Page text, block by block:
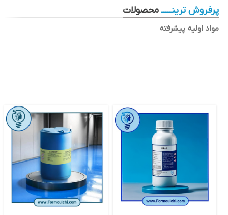
پرفروش ترینـــــمحصولات
مواد اولیه پیشرفته